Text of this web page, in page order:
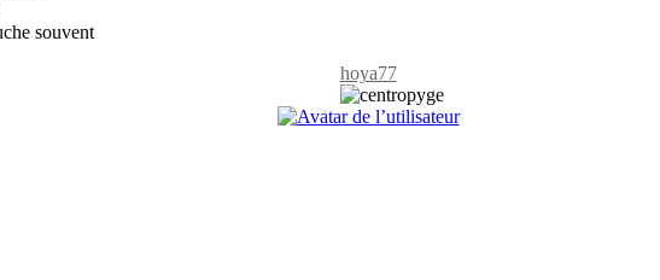
souvent
hoya77